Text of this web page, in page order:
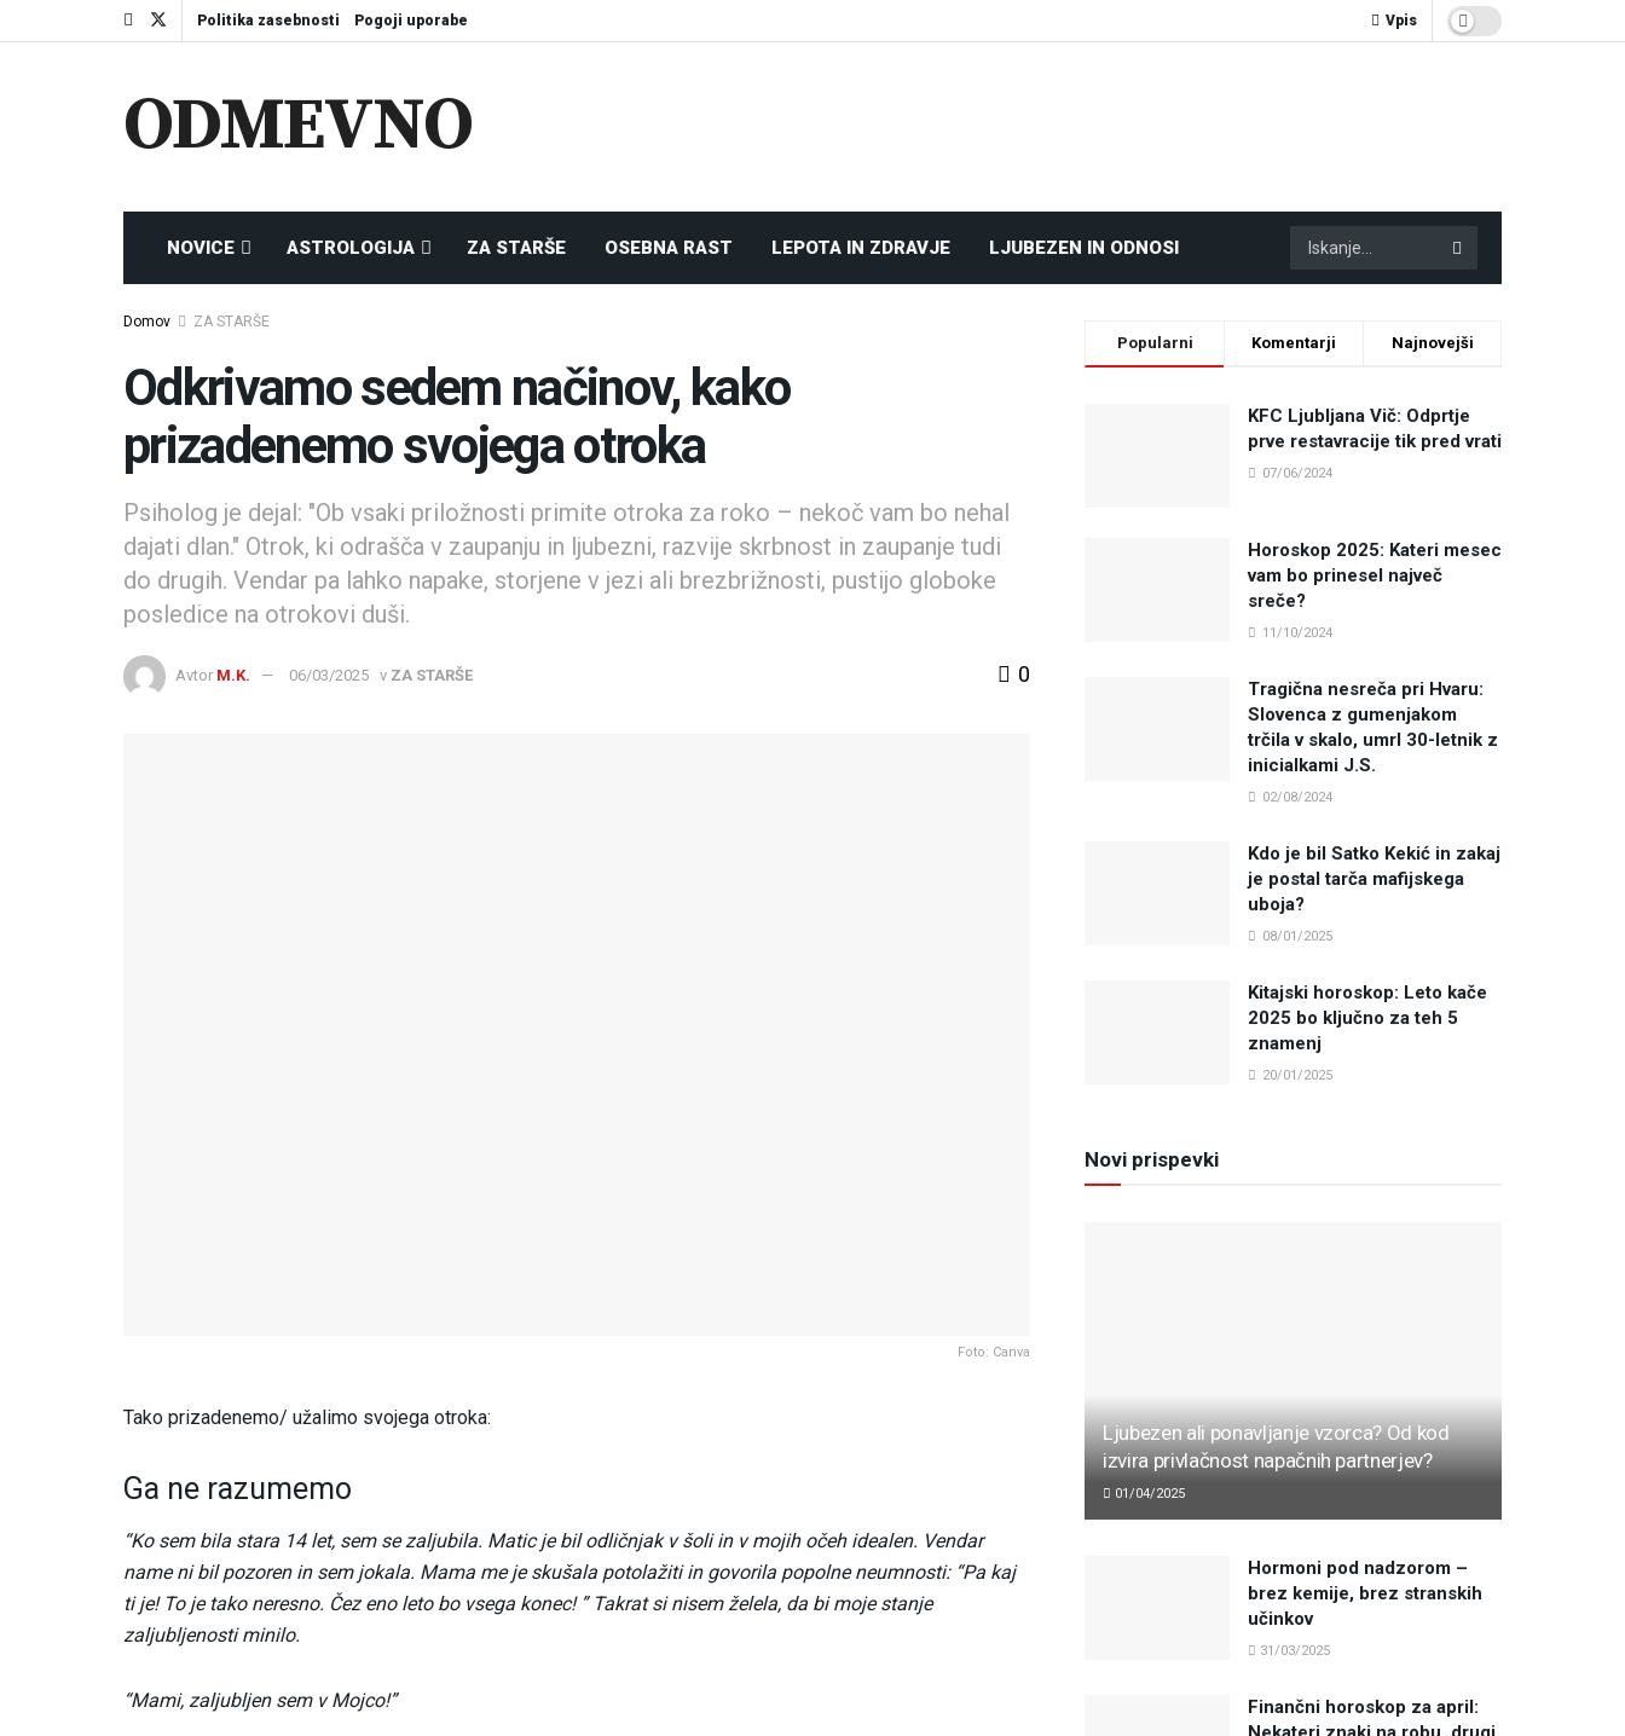
Politika zasebnosti Pogoji uporabe Vpis
ODMEVNO
NOVICE ASTROLOGIJA ZA STARŠE OSEBNA RAST LEPOTA IN ZDRAVJE LJUBEZEN IN ODNOSI
Domov ZA STARŠE
Odkrivamo sedem načinov, kako
prizadenemo svojega otroka
Psiholog je dejal: "Ob vsaki priložnosti primite otroka za roko – nekoč vam bo nehal
dajati dlan." Otrok, ki odrašča v zaupanju in ljubezni, razvije skrbnost in zaupanje tudi
do drugih. Vendar pa lahko napake, storjene v jezi ali brezbrižnosti, pustijo globoke
posledice na otrokovi duši.
Avtor M.K. 06/03/2025 v ZA STARŠE 0
Foto: Canva
Tako prizadenemo/ užalimo svojega otroka:
Ga ne razumemo
“Ko sem bila stara 14 let, sem se zaljubila. Matic je bil odličnjak v šoli in v mojih očeh idealen. Vendar
name ni bil pozoren in sem jokala. Mama me je skušala potolažiti in govorila popolne neumnosti: “Pa kaj
ti je! To je tako neresno. Čez eno leto bo vsega konec! ” Takrat si nisem želela, da bi moje stanje
zaljubljenosti minilo.
“Mami, zaljubljen sem v Mojco!”
Popularni Komentarji Najnovejši
KFC Ljubljana Vič: Odprtje
prve restavracije tik pred vrati
07/06/2024
Horoskop 2025: Kateri mesec
vam bo prinesel največ
sreče?
11/10/2024
Tragična nesreča pri Hvaru:
Slovenca z gumenjakom
trčila v skalo, umrl 30-letnik z
inicialkami J.S.
02/08/2024
Kdo je bil Satko Kekić in zakaj
je postal tarča mafijskega
uboja?
08/01/2025
Kitajski horoskop: Leto kače
2025 bo ključno za teh 5
znamenj
20/01/2025
Novi prispevki
Ljubezen ali ponavljanje vzorca? Od kod
izvira privlačnost napačnih partnerjev?
01/04/2025
Hormoni pod nadzorom –
brez kemije, brez stranskih
učinkov
31/03/2025
Finančni horoskop za april: